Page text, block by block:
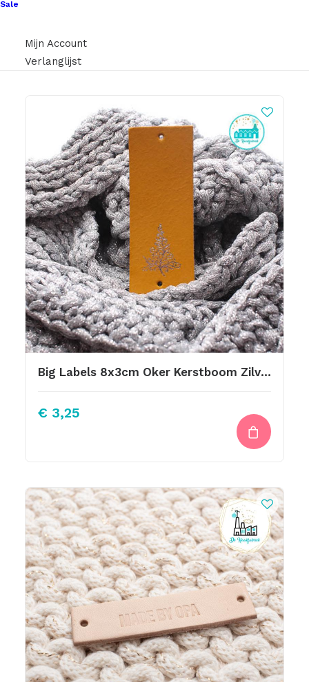
Sale
Mijn Account
Verlanglijst
Big Labels 8x3cm Oker Kerstboom Zilver
€ 3,25